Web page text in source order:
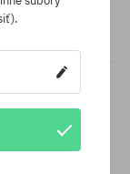
znížime jeho